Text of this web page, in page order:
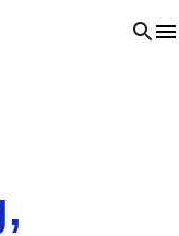
Open